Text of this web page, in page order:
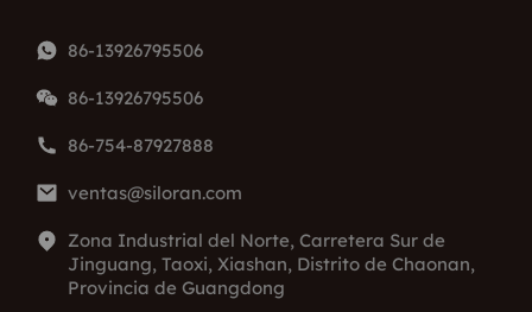
86-13926795506
86-13926795506
86-754-87927888
ventas@siloran.com
Zona Industrial del Norte, Carretera Sur de
Jinguang, Taoxi, Xiashan, Distrito de Chaonan,
Provincia de Guangdong